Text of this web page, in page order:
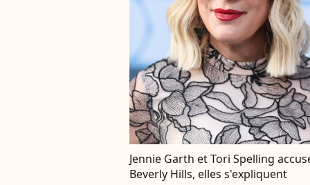
Jennie Garth et Tori Spelling
Beverly Hills, elles s'expliquent